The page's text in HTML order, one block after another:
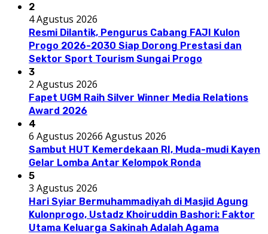
2
4 Agustus 2026
Resmi Dilantik, Pengurus Cabang FAJI Kulon
Progo 2026-2030 Siap Dorong Prestasi dan
Sektor Sport Tourism Sungai Progo
3
2 Agustus 2026
Fapet UGM Raih Silver Winner Media Relations
Award 2026
4
6 Agustus 20266 Agustus 2026
Sambut HUT Kemerdekaan RI, Muda-mudi Kayen
Gelar Lomba Antar Kelompok Ronda
5
3 Agustus 2026
Hari Syiar Bermuhammadiyah di Masjid Agung
Kulonprogo, Ustadz Khoiruddin Bashori: Faktor
Utama Keluarga Sakinah Adalah Agama